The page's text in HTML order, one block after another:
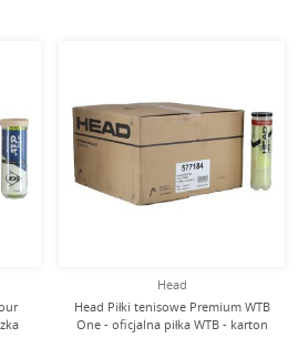
Head
Head Piłki tenisowe Premium WTB
One - oficjalna piłka WTB - karton